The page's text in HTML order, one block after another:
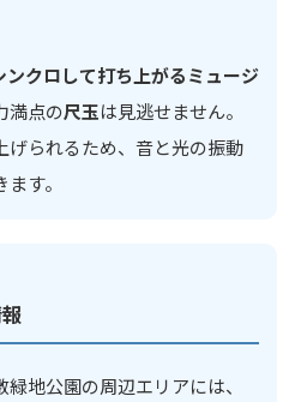
ンクロして打ち上がるミュージ
満点の尺玉は見逃せません。
げられるため、音と光の振動
す。
地公園の周辺エリアには、